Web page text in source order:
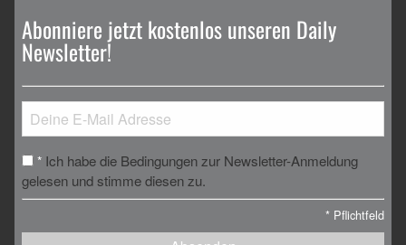
Abonniere jetzt kostenlos unseren Daily
Newsletter!
* Ich habe die Bedingungen zur Newsletter-Anmeldung
gelesen und stimme diesen zu.
* Pflichtfeld